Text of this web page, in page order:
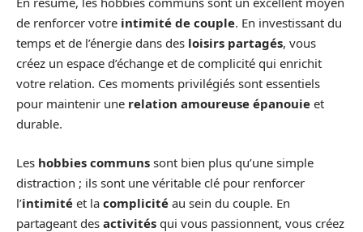
de renforcer votre intimité de couple. En investissant du
temps et de l’énergie dans des loisirs partagés, vous
créez un espace d’échange et de complicité qui enrichit
votre relation. Ces moments privilégiés sont essentiels
pour maintenir une relation amoureuse épanouie et
durable.
Les hobbies communs sont bien plus qu’une simple
distraction ; ils sont une véritable clé pour renforcer
l’intimité et la complicité au sein du couple. En
partageant des activités qui vous passionnent, vous créez